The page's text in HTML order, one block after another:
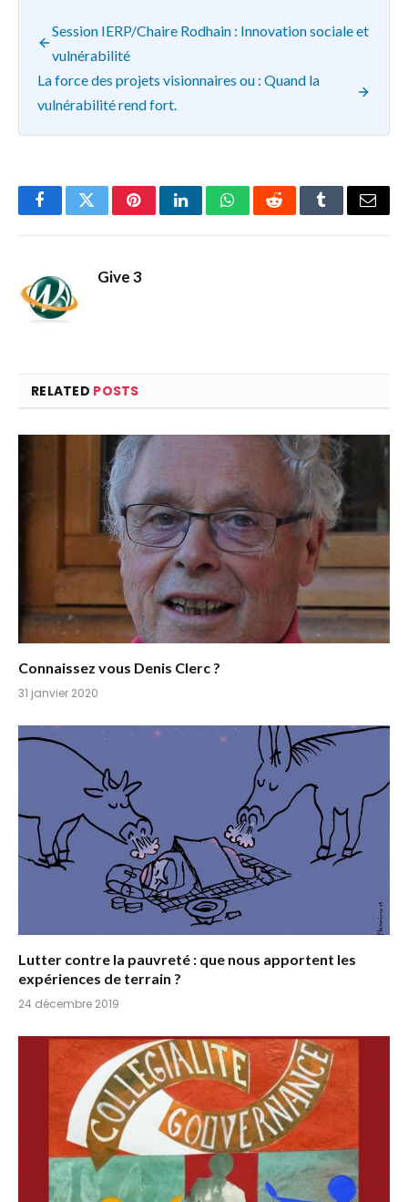
Session IERP/Chaire Rodhain : Innovation sociale et
vulnérabilité
La force des projets visionnaires ou : Quand la
vulnérabilité rend fort.
FacebookTwitterPinterestLinkedInWhatsAppRedditTumblrEmail
Give 3
RELATED POSTS
Connaissez vous Denis Clerc ?
31 janvier 2020
Lutter contre la pauvreté : que nous apportent les
expériences de terrain ?
24 décembre 2019